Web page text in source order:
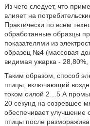
Из чего следует, что
влияет на
Практически по всем
обработанные образцы
показателями из
образец №4 (массовая
видимая ужарка -
Таким образом, способ
птицы, включающий
током силой 2…5 А
20 секунд на созревшее
обеспечивает улучшение
птицы после